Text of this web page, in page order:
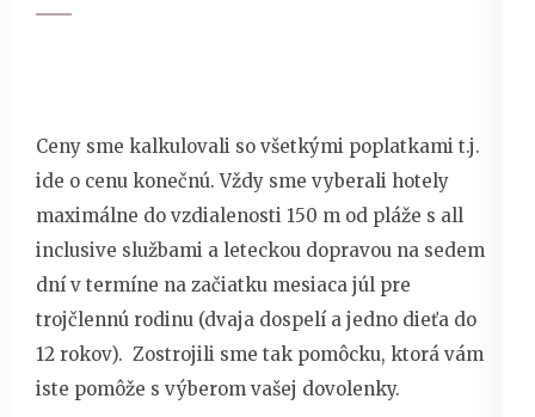
Ceny sme kalkulovali so všetkými poplatkami t.j.
ide o cenu konečnú. Vždy sme vyberali hotely
maximálne do vzdialenosti 150 m od pláže s all
inclusive službami a leteckou dopravou na sedem
dní v termíne na začiatku mesiaca júl pre
trojčlennú rodinu (dvaja dospelí a jedno dieťa do
12 rokov). Zostrojili sme tak pomôcku, ktorá vám
iste pomôže s výberom vašej dovolenky.